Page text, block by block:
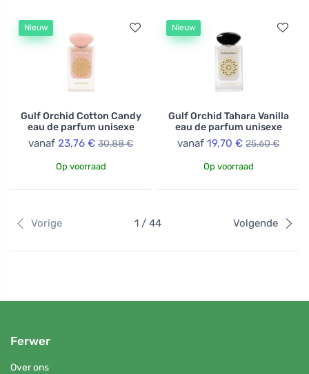
Nieuw
Gulf Orchid Cotton Candy
eau de parfum unisexe
vanaf 23,76 € 30,88 €
Op voorraad
Nieuw
Gulf Orchid Tahara Vanilla
eau de parfum unisexe
vanaf 19,70 € 25,60 €
Op voorraad
Vorige 1 / 44 Volgende
Ferwer
Over ons